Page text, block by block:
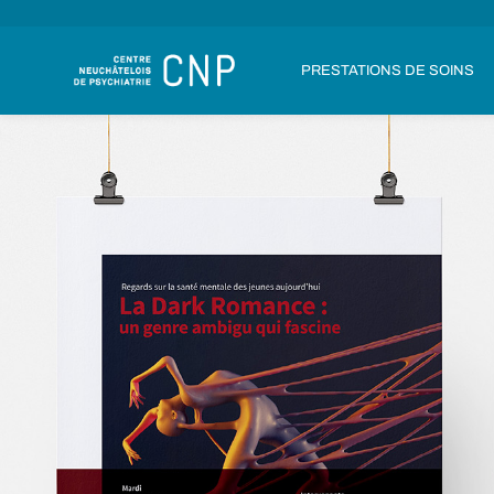
PRESTATIONS DE SOINS